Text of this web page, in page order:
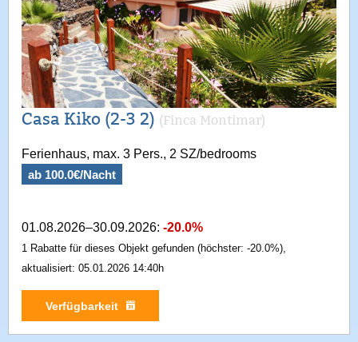
Casa Kiko (2-3 2) (Finca Montimar)
Ferienhaus, max. 3 Pers., 2 SZ/bedrooms
ab 100.0€/Nacht
01.08.2026–30.09.2026: -20.0%
1 Rabatte für dieses Objekt gefunden (höchster: -20.0%),
aktualisiert: 05.01.2026 14:40h
Verfügbarkeit